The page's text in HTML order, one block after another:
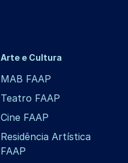
Arte e Cultura
MAB FAAP
Teatro FAAP
Cine FAAP
Residência Artística
FAAP